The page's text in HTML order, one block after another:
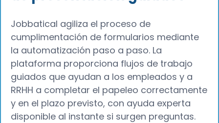
Jobbatical agiliza el proceso de
cumplimentación de formularios mediante
la automatización paso a paso. La
plataforma proporciona flujos de trabajo
guiados que ayudan a los empleados y a
RRHH a completar el papeleo correctamente
y en el plazo previsto, con ayuda experta
disponible al instante si surgen preguntas.